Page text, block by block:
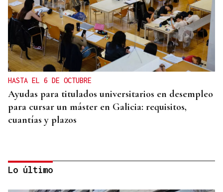
HASTA EL 6 DE OCTUBRE
Ayudas para titulados universitarios en desempleo
para cursar un máster en Galicia: requisitos,
cuantías y plazos
Lo último